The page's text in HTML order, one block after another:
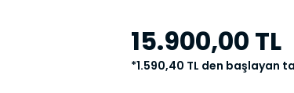
15.900,00 TL
*1.590,40 TL den başlayan